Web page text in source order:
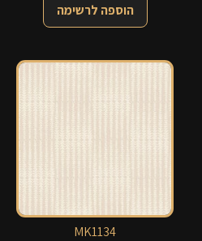
הוספה לרשימה
MK1134